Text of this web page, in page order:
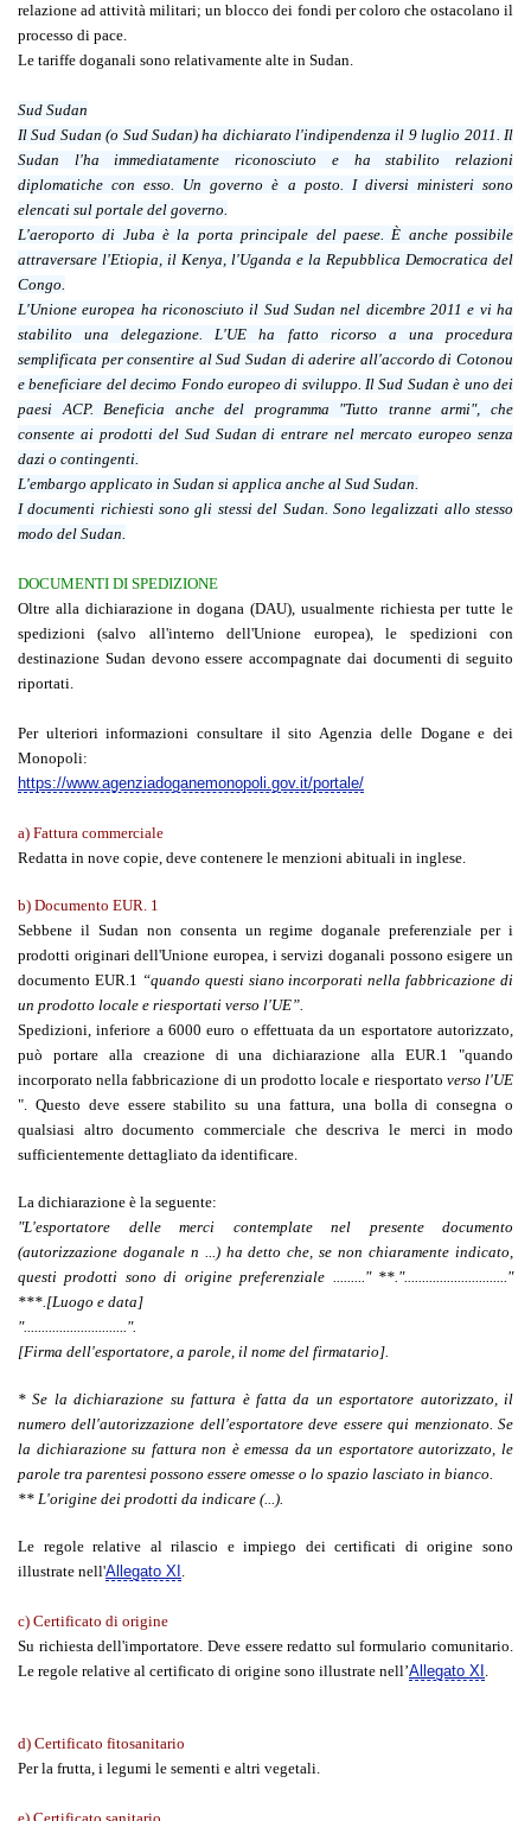
relazione ad attività militari; un blocco dei fondi per coloro che ostacolano il
processo di pace.
Le tariffe doganali sono relativamente alte in Sudan.
Sud Sudan
Il Sud Sudan (o Sud Sudan) ha dichiarato l'indipendenza il 9 luglio 2011. Il
Sudan l'ha immediatamente riconosciuto e ha stabilito relazioni
diplomatiche con esso. Un governo è a posto. I diversi ministeri sono
elencati sul portale del governo.
L'aeroporto di Juba è la porta principale del paese. È anche possibile
attraversare l'Etiopia, il Kenya, l'Uganda e la Repubblica Democratica del
Congo.
L'Unione europea ha riconosciuto il Sud Sudan nel dicembre 2011 e vi ha
stabilito una delegazione. L'UE ha fatto ricorso a una procedura
semplificata per consentire al Sud Sudan di aderire all'accordo di Cotonou
e beneficiare del decimo Fondo europeo di sviluppo. Il Sud Sudan è uno dei
paesi ACP. Beneficia anche del programma "Tutto tranne armi", che
consente ai prodotti del Sud Sudan di entrare nel mercato europeo senza
dazi o contingenti.
L'embargo applicato in Sudan si applica anche al Sud Sudan.
I documenti richiesti sono gli stessi del Sudan. Sono legalizzati allo stesso
modo del Sudan.
DOCUMENTI DI SPEDIZIONE
Oltre alla dichiarazione in dogana (DAU), usualmente richiesta per tutte le
spedizioni (salvo all'interno dell'Unione europea), le spedizioni con
destinazione Sudan devono essere accompagnate dai documenti di seguito
riportati.
Per ulteriori informazioni consultare il sito Agenzia delle Dogane e dei
Monopoli:
https://www.agenziadoganemonopoli.gov.it/portale/
a) Fattura commerciale
Redatta in nove copie, deve contenere le menzioni abituali in inglese.
b) Documento EUR. 1
Sebbene il Sudan non consenta un regime doganale preferenziale per i
prodotti originari dell'Unione europea, i servizi doganali possono esigere un
documento EUR.1 “quando questi siano incorporati nella fabbricazione di
un prodotto locale e riesportati verso l'UE”.
Spedizioni, inferiore a 6000 euro o effettuata da un esportatore autorizzato,
può portare alla creazione di una dichiarazione alla EUR.1 "quando
incorporato nella fabbricazione di un prodotto locale e riesportato verso l'UE
". Questo deve essere stabilito su una fattura, una bolla di consegna o
qualsiasi altro documento commerciale che descriva le merci in modo
sufficientemente dettagliato da identificare.
La dichiarazione è la seguente:
"L'esportatore delle merci contemplate nel presente documento
(autorizzazione doganale n ...) ha detto che, se non chiaramente indicato,
questi prodotti sono di origine preferenziale ........." **."............................."
***.[Luogo e data]
".............................".
[Firma dell'esportatore, a parole, il nome del firmatario].
* Se la dichiarazione su fattura è fatta da un esportatore autorizzato, il
numero dell'autorizzazione dell'esportatore deve essere qui menzionato. Se
la dichiarazione su fattura non è emessa da un esportatore autorizzato, le
parole tra parentesi possono essere omesse o lo spazio lasciato in bianco.
** L'origine dei prodotti da indicare (...).
Le regole relative al rilascio e impiego dei certificati di origine sono
illustrate nell'Allegato XI .
c) Certificato di origine
Su richiesta dell'importatore. Deve essere redatto sul formulario comunitario.
Le regole relative al certificato di origine sono illustrate nell’Allegato XI .
d) Certificato fitosanitario
Per la frutta, i legumi le sementi e altri vegetali.